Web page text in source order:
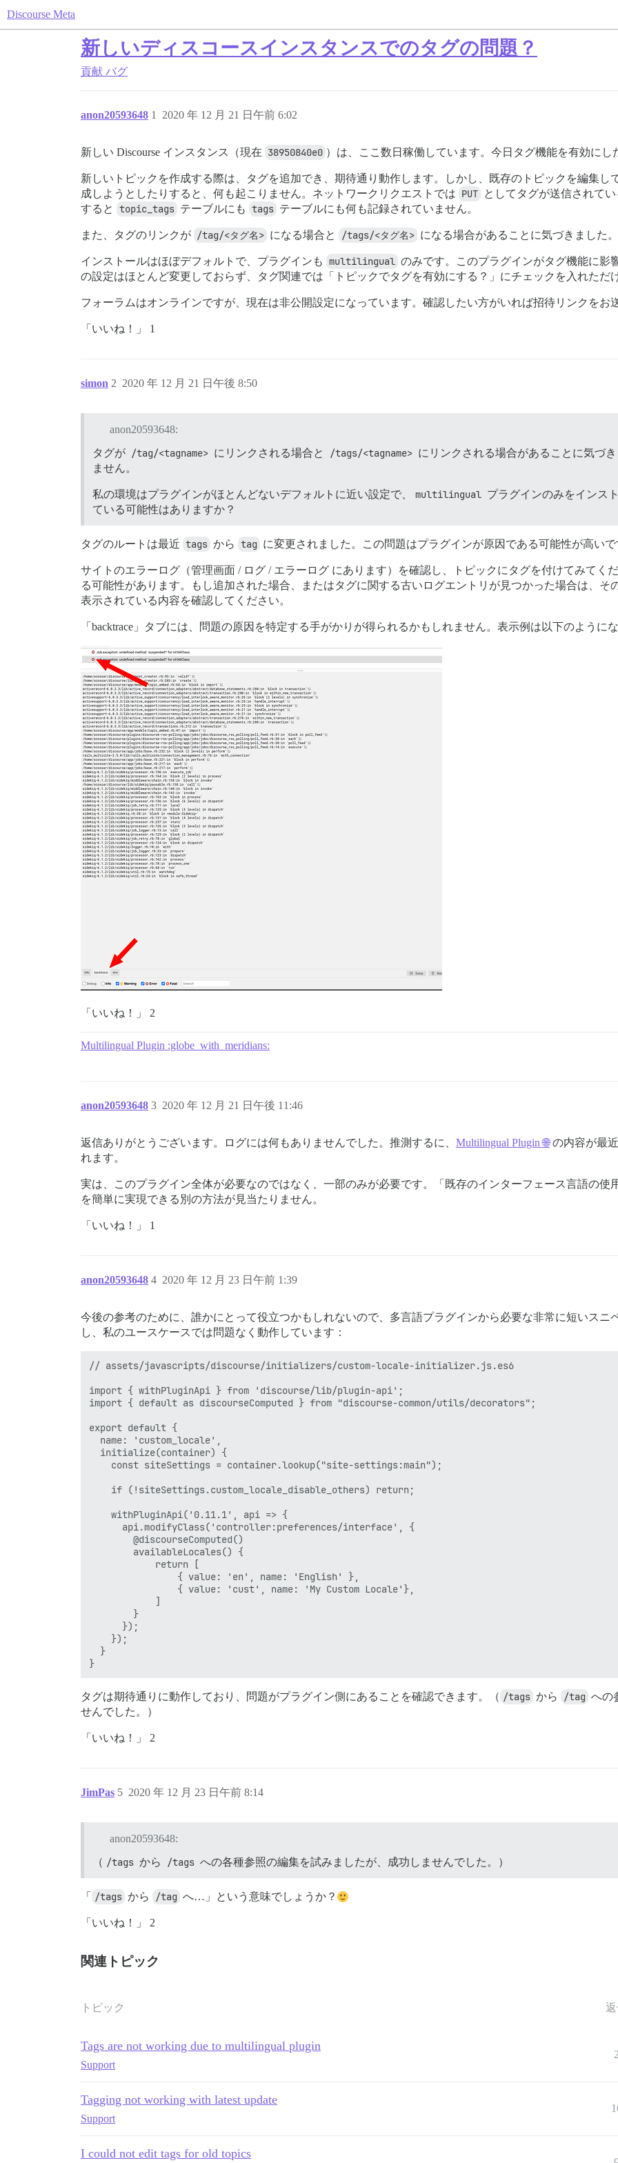
Discourse Meta
新しいディスコースインスタンスでのタグの問題？
貢献 バグ
anon20593648 2020 年 12 月 21 日午前 6:02
1
新しい Discourse インスタンス（現在 38950840e0 ）は、ここ数日稼働しています。今日タグ機能を有効にし
新しいトピックを作成する際は、タグを追加でき、期待通り動作します。しかし、既存のトピックを編集
成しようとしたりすると、何も起こりません。ネットワークリクエストでは PUT としてタグが送信されて
すると
topic_tags テーブルにも tags テーブルにも何も記録されていません。
また、タグのリンクが /tag/<タグ名> になる場合と /tags/<タグ名> になる場合があることに気づきました
インストールはほぼデフォルトで、プラグインも multilingual のみです。このプラグインがタグ機能に影
の設定はほとんど変更しておらず、タグ関連では「トピックでタグを有効にする？」にチェックを入れただ
フォーラムはオンラインですが、現在は非公開設定になっています。確認したい方がいれば招待リンクをお
「いいね！」 1
simon 2020 年 12 月 21 日午後 8:50
2
anon20593648:
タグが /tag/<tagname> にリンクされる場合と /tags/<tagname> にリンクされる場合があることに気づ
ません。
私の環境はプラグインがほとんどないデフォルトに近い設定で、 multilingual プラグインのみをインス
ている可能性はありますか？
タグのルートは最近 tags から tag に変更されました。この問題はプラグインが原因である可能性が高いで
サイトのエラーログ（管理画面 / ログ / エラーログ にあります）を確認し、トピックにタグを付けてみてく
る可能性があります。もし追加された場合、またはタグに関する古いログエントリが見つかった場合は、そ
表示されている内容を確認してください。
「backtrace」タブには、問題の原因を特定する手がかりが得られるかもしれません。表示例は以下のようにな
「いいね！」 2
Multilingual Plugin :globe_with_meridians:
anon20593648 2020 年 12 月 21 日午後 11:46
3
返信ありがとうございます。ログには何もありませんでした。推測するに、 Multilingual Plugin 🌐の内容が最
れます。
実は、このプラグイン全体が必要なのではなく、一部のみが必要です。「既存のインターフェース言語の使
を簡単に実現できる別の方法が見当たりません。
「いいね！」 1
anon20593648 2020 年 12 月 23 日午前 1:39
4
今後の参考のために、誰かにとって役立つかもしれないので、多言語プラグインから必要な非常に短いスニ
し、私のユースケースでは問題なく動作しています：
// assets/javascripts/discourse/initializers/custom-locale-initializer.js.es6
import { withPluginApi } from 'discourse/lib/plugin-api';
import { default as discourseComputed } from "discourse-common/utils/decorators";
export default {
  name: 'custom_locale',
  initialize(container) {
    const siteSettings = container.lookup("site-settings:main");
    if (!siteSettings.custom_locale_disable_others) return;
    withPluginApi('0.11.1', api => {
      api.modifyClass('controller:preferences/interface', {
        @discourseComputed()
        availableLocales() {
            return [
                { value: 'en', name: 'English' },
                { value: 'cust', name: 'My Custom Locale'},
            ]
        }
      });
    });
  }
タグは期待通りに動作しており、問題がプラグイン側にあることを確認できます。（ /tags から /tag への
せんでした。）
「いいね！」 2
JimPas 2020 年 12 月 23 日午前 8:14
5
anon20593648:
（ /tags から /tags への各種参照の編集を試みましたが、成功しませんでした。）
「 /tags から /tag へ…」という意味でしょうか？
「いいね！」 2
関連トピック
トピック
Tags are not working due to multilingual plugin
Support
2
Tagging not working with latest update
Support
I could not edit tags for old topics